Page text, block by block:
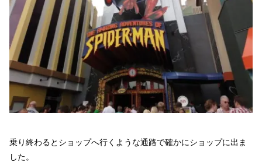
乗り終わるとショップへ行くような通路で確かにショップに出ま
した。